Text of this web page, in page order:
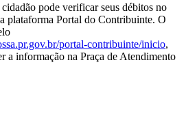
pode verificar seus débitos no
plataforma Portal do Contribuinte. O
portal-contribuinte/inicio,
a informação na Praça de Atendimento